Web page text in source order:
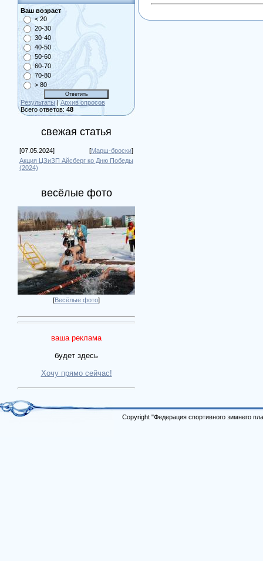
Ваш возраст
< 20
20-30
30-40
40-50
50-60
60-70
70-80
> 80
Результаты | Архив опросов
Всего ответов: 48
свежая статья
[07.05.2024] [Марш-броски]
Акция ЦЗиЗП Айсберг ко Дню Победы
(2024)
весёлые фото
[Весёлые фото]
ваша реклама
будет здесь
Хочу прямо сейчас!
Copyright "Федерация спортивного зимнего